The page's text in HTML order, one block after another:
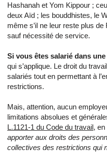
Hashanah et Yom Kippour ;
deux Aïd ; les bouddhistes, le
même s’il ne leur reste plus
sauf nécessité de service.
Si vous êtes salarié dans
qui s’applique. Le droit du
salariés tout en permettant à
restrictions.
Mais, attention, aucun
limitations absolues et
L.1121-1 du Code du travail, en
apporter aux droits des
collectives des restrictions qui